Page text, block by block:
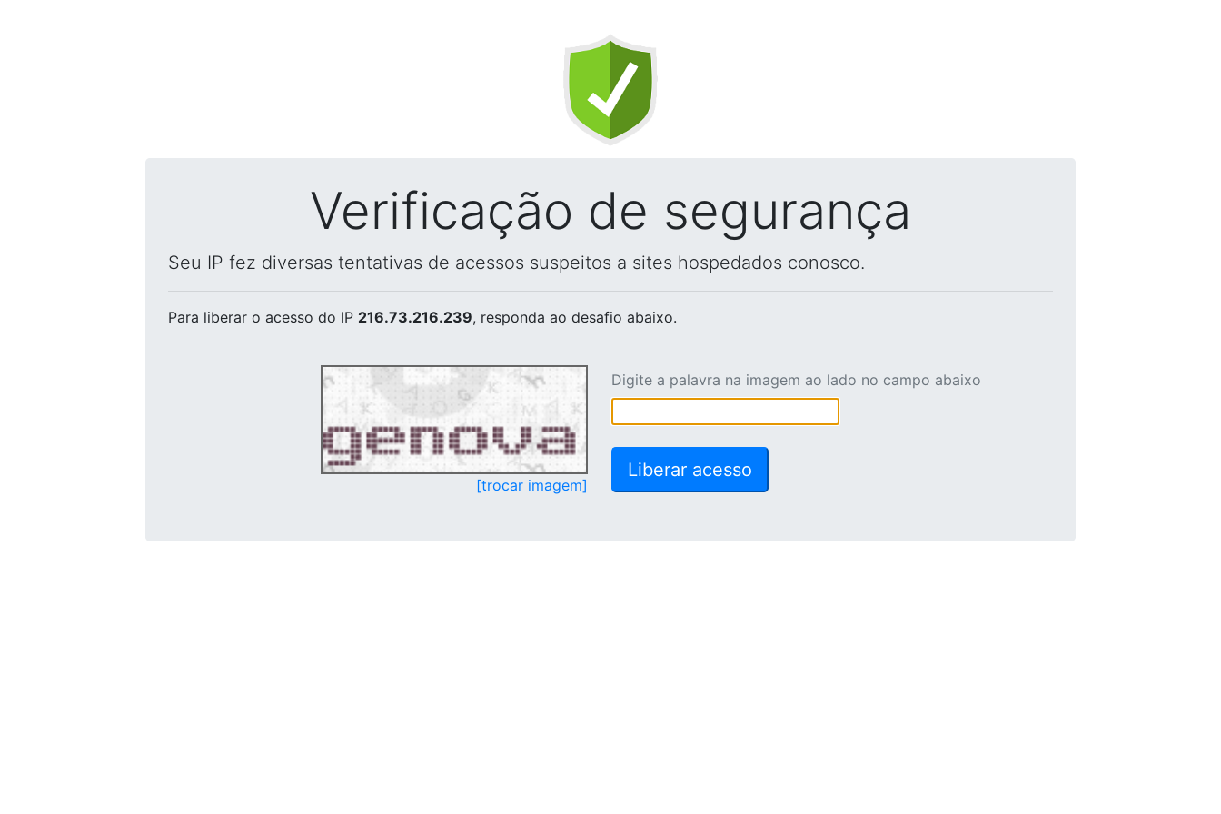
Verificação de segurança
Seu IP fez diversas tentativas de acessos suspeitos a sites hospedados conosco.
Para liberar o acesso do IP 216.73.216.239, responda ao desafio abaixo.
[trocar imagem]
Digite a palavra na imagem ao lado no campo abaixo